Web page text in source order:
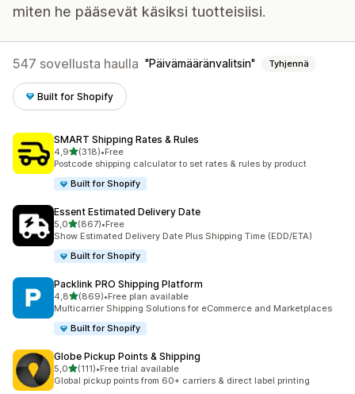
miten he pääsevät käsiksi tuotteisiisi.
547 sovellusta haulla Päivämääränvalitsin Tyhjennä
Built for Shopify
SMART Shipping Rates & Rules
4,9/ 5 tähteä
(318)
318 arvostelua yhteensä
•Free
Postcode shipping calculator to set rates & rules by product
Built for Shopify
Essent Estimated Delivery Date
5,0/ 5 tähteä
(867)
867 arvostelua yhteensä
•Free
Show Estimated Delivery Date Plus Shipping Time (EDD/ETA)
Built for Shopify
Packlink PRO Shipping Platform
4,8/ 5 tähteä
(869)
869 arvostelua yhteensä
•Free plan available
Multicarrier Shipping Solutions for eCommerce and Marketplaces
Built for Shopify
Globe Pickup Points & Shipping
5,0/ 5 tähteä
(111)
111 arvostelua yhteensä
•Free trial available
Global pickup points from 60+ carriers & direct label printing